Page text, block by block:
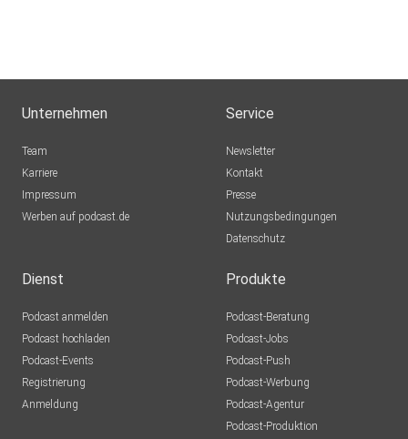
Unternehmen
Team
Karriere
Impressum
Werben auf podcast.de
Service
Newsletter
Kontakt
Presse
Nutzungsbedingungen
Datenschutz
Dienst
Podcast anmelden
Podcast hochladen
Podcast-Events
Registrierung
Anmeldung
Produkte
Podcast-Beratung
Podcast-Jobs
Podcast-Push
Podcast-Werbung
Podcast-Agentur
Podcast-Produktion